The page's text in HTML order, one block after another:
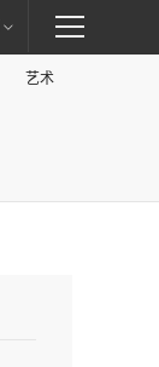
艺术